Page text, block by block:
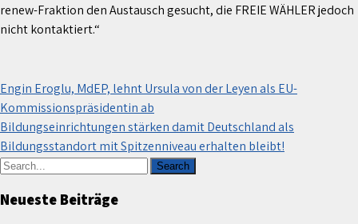
renew-Fraktion den Austausch gesucht, die FREIE WÄHLER jedoch
nicht kontaktiert.“
Beitragsnavigation
Engin Eroglu, MdEP, lehnt Ursula von der Leyen als EU-
Kommissionspräsidentin ab
Bildungseinrichtungen stärken damit Deutschland als
Bildungsstandort mit Spitzenniveau erhalten bleibt!
Neueste Beiträge